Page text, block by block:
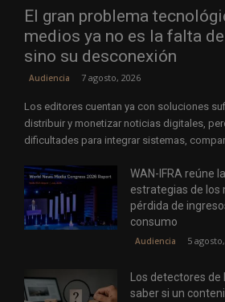
El gran problema
medios ya no es la falta
sino su desconexión
Audiencia 7 agosto, 2026
Los editores cuentan ya con soluciones
distribuir y monetizar noticias digitales,
dificultades para integrar sistemas,
WAN-IFRA reúne
estrategias de los
pérdida de
consumo
Audiencia 5
Los detectores
saber si un